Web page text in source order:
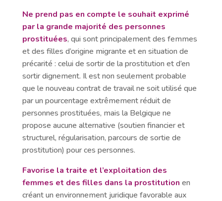
Ne prend pas en compte le souhait exprimé
par la grande majorité des personnes
prostituées, qui sont principalement des femmes
et des filles d’origine migrante et en situation de
précarité : celui de sortir de la prostitution et d’en
sortir dignement. Il est non seulement probable
que le nouveau contrat de travail ne soit utilisé que
par un pourcentage extrêmement réduit de
personnes prostituées, mais la Belgique ne
propose aucune alternative (soutien financier et
structurel, régularisation, parcours de sortie de
prostitution) pour ces personnes.
Favorise la traite et l’exploitation des
femmes et des filles dans la prostitution en
créant un environnement juridique favorable aux